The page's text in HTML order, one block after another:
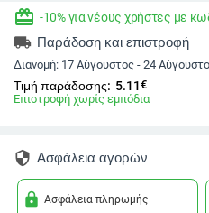
redeem -10% για νέους χρήστες με
local_shipping Παράδοση και επιστροφή
Διανομή: 17 Αύγουστος - 24
Τιμή παράδοσης: 5.11€
Επιστροφή χωρίς εμπόδια
security Ασφάλεια αγορών
lock Ασφάλεια πληρωμής